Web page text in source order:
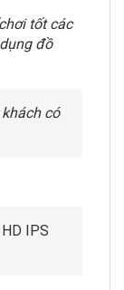
tốt các
đồ
có
IPS